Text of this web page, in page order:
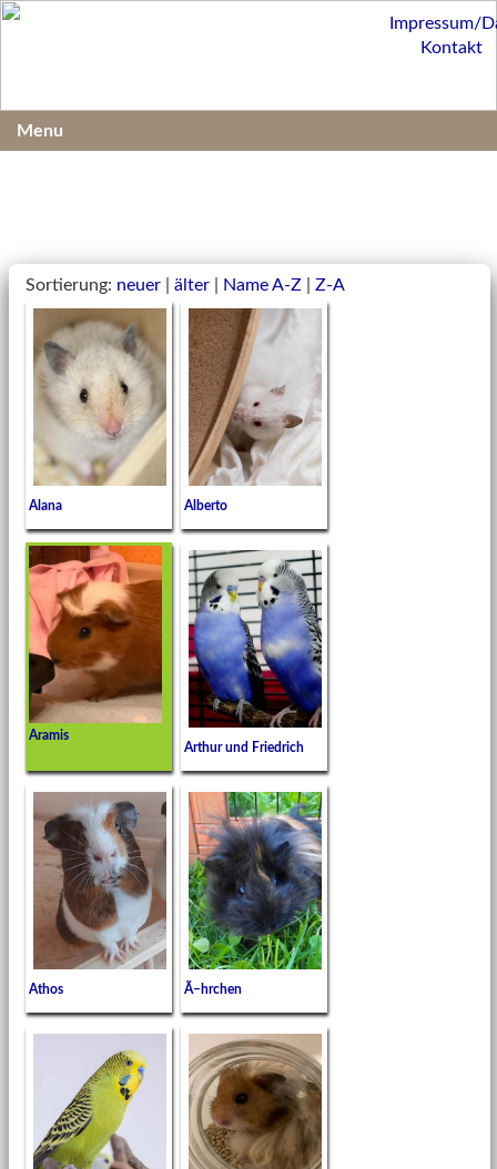
Sortierung: neuer älter Name A-Z Z-A
Alana Alberto
Aramis
Arthur und Friedrich
Athos Ã–hrchen
Impressum/
Kontakt
Menu